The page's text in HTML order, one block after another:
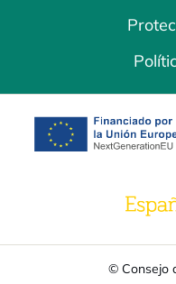
se abre
© Consejo